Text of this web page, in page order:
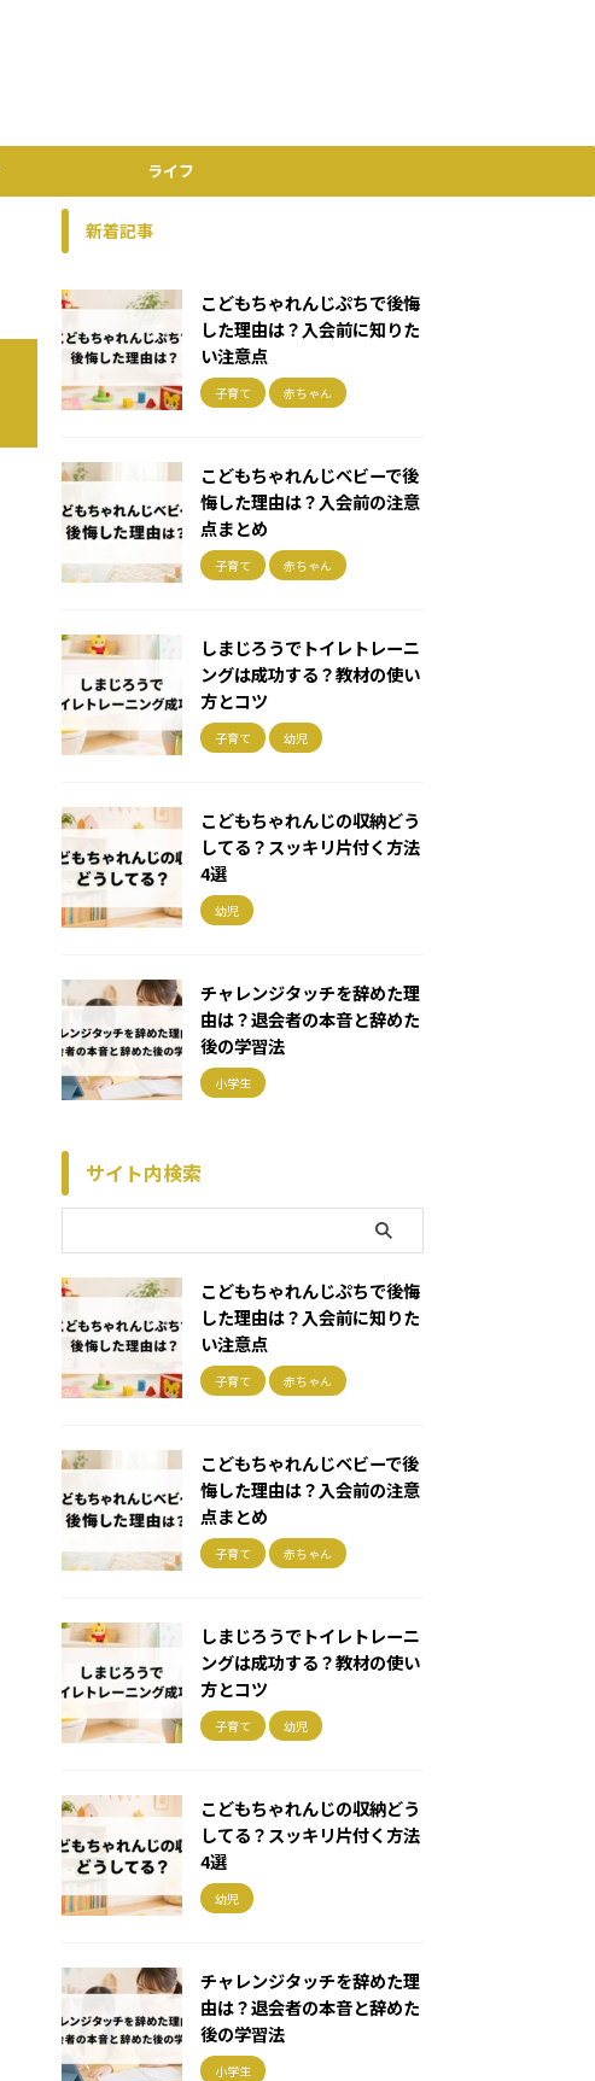
ライフ
新着記事
こどもちゃれんじぷちで後悔
した理由は？入会前に知りた
い注意点
子育て 赤ちゃん
こどもちゃれんじベビーで後
悔した理由は？入会前の注意
点まとめ
子育て 赤ちゃん
しまじろうでトイレトレーニ
ングは成功する？教材の使い
方とコツ
子育て 幼児
こどもちゃれんじの収納どう
してる？スッキリ片付く方法
4選
幼児
チャレンジタッチを辞めた理
由は？退会者の本音と辞めた
後の学習法
小学生
サイト内検索
こどもちゃれんじぷちで後悔
した理由は？入会前に知りた
い注意点
子育て 赤ちゃん
こどもちゃれんじベビーで後
悔した理由は？入会前の注意
点まとめ
子育て 赤ちゃん
しまじろうでトイレトレーニ
ングは成功する？教材の使い
方とコツ
子育て 幼児
こどもちゃれんじの収納どう
してる？スッキリ片付く方法
4選
幼児
チャレンジタッチを辞めた理
由は？退会者の本音と辞めた
後の学習法
小学生